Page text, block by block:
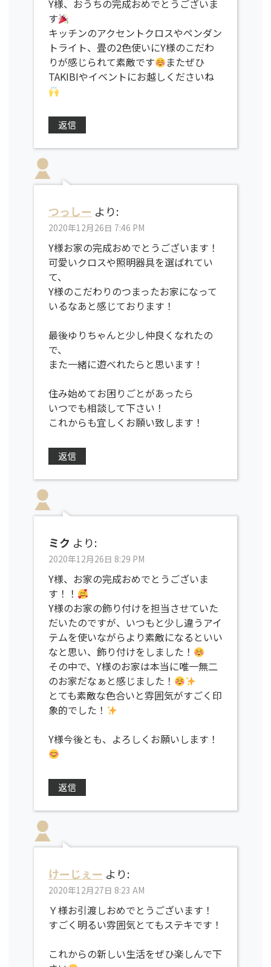
Y様、おうちの完成おめでとうございま
す
キッチンのアクセントクロスやペンダン
トライト、畳の2色使いにY様のこだわ
りが感じられて素敵です
またぜひ
TAKIBIやイベントにお越しくださいね
返信
つっしー より:
2020年12月26日 7:46 PM
Y様お家の完成おめでとうございます！
可愛いクロスや照明器具を選ばれてい
て、
Y様のこだわりのつまったお家になって
いるなあと感じております！
最後ゆりちゃんと少し仲良くなれたの
で、
また一緒に遊べれたらと思います！
住み始めてお困りごとがあったら
いつでも相談して下さい！
これからも宜しくお願い致します！
返信
ミク より:
2020年12月26日 8:29 PM
Y様、お家の完成おめでとうございま
す！！
Y様のお家の飾り付けを担当させていた
だいたのですが、いつもと少し違うアイ
テムを使いながらより素敵になるといい
なと思い、飾り付けをしました！
その中で、Y様のお家は本当に唯一無二
のお家だなぁと感じました！
とても素敵な色合いと雰囲気がすごく印
象的でした！
Y様今後とも、よろしくお願いします！
返信
けーじぇー より:
2020年12月27日 8:23 AM
Ｙ様お引渡しおめでとうございます！
すごく明るい雰囲気とてもステキです！
これからの新しい生活をぜひ楽しんで下